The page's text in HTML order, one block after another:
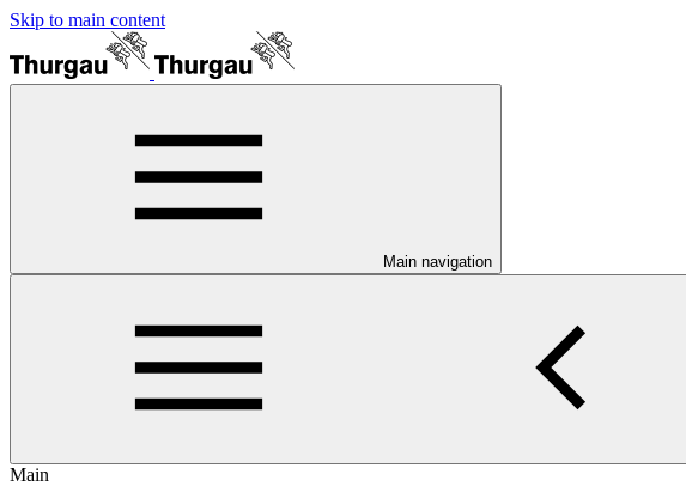
Skip to main content
Main navigation
Main